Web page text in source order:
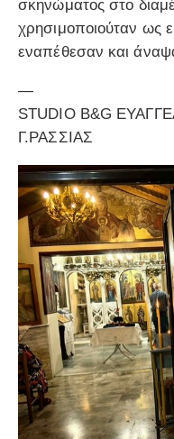
σκηνώματος στο
χρησιμοποιούταν ως
εναπέθεσαν και
—
STUDIO B&G
Γ.ΡΑΣΣΙΑΣ